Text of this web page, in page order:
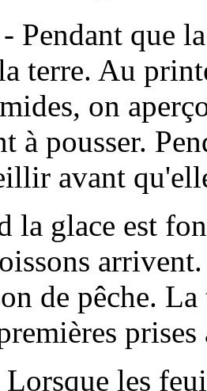
- Pendant que
terre. Au
on
à pousser.
avant
la glace est
de pêche.
Lorsque les